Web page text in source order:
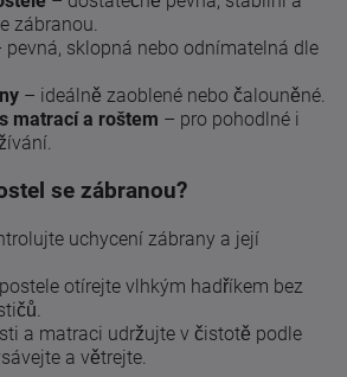
zábranou.
pevná, sklopná nebo odnímatelná dle
– ideálně zaoblené nebo čalouněné.
matrací a roštem – pro pohodlné i
se zábranou?
uchycení zábrany a její
otírejte vlhkým hadříkem bez
a matraci udržujte v čistotě podle
a větrejte.